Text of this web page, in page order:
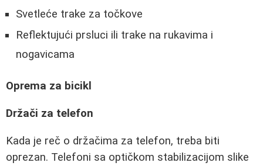
Svetleće trake za točkove
Reflektujući prsluci ili trake na rukavima i
nogavicama
Oprema za bicikl
Držači za telefon
Kada je reč o držačima za telefon, treba biti
oprezan. Telefoni sa optičkom stabilizacijom slike